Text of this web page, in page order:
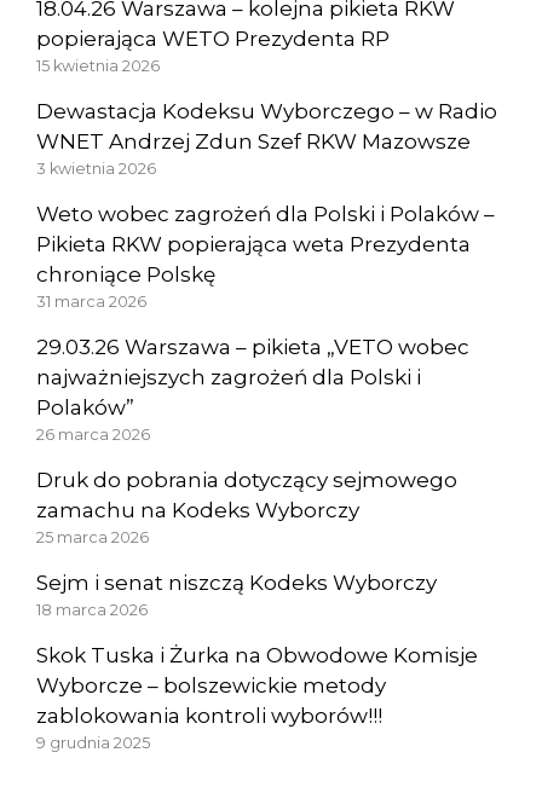
18.04.26 Warszawa – kolejna pikieta RKW
popierająca WETO Prezydenta RP
15 kwietnia 2026
Dewastacja Kodeksu Wyborczego – w Radio
WNET Andrzej Zdun Szef RKW Mazowsze
3 kwietnia 2026
Weto wobec zagrożeń dla Polski i Polaków –
Pikieta RKW popierająca weta Prezydenta
chroniące Polskę
31 marca 2026
29.03.26 Warszawa – pikieta „VETO wobec
najważniejszych zagrożeń dla Polski i
Polaków”
26 marca 2026
Druk do pobrania dotyczący sejmowego
zamachu na Kodeks Wyborczy
25 marca 2026
Sejm i senat niszczą Kodeks Wyborczy
18 marca 2026
Skok Tuska i Żurka na Obwodowe Komisje
Wyborcze – bolszewickie metody
zablokowania kontroli wyborów!!!
9 grudnia 2025